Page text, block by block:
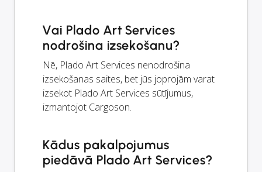
Vai Plado Art Services
nodrošina izsekošanu?
Nē, Plado Art Services nenodrošina
izsekošanas saites, bet jūs joprojām varat
izsekot Plado Art Services sūtījumus,
izmantojot Cargoson.
Kādus pakalpojumus
piedāvā Plado Art Services?